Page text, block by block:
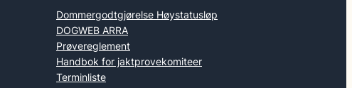
Dommergodtgjørelse Høystatusløp
DOGWEB ARRA
Prøvereglement
Handbok for jaktprovekomiteer
Terminliste